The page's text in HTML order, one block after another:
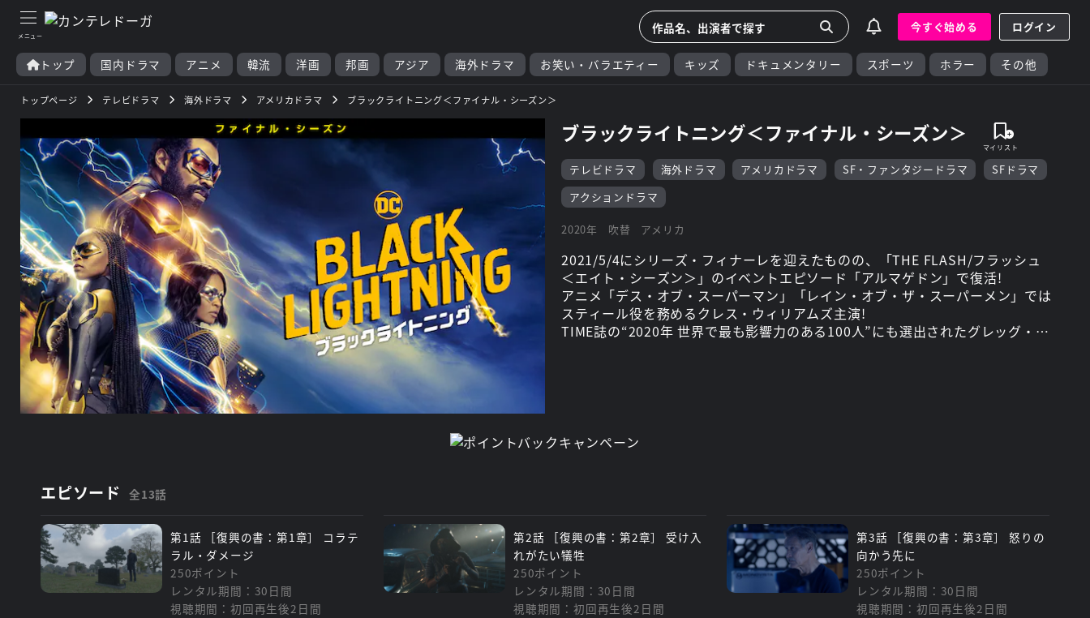
今すぐ始める ログイン
トップ 国内ドラマ アニメ 韓流 洋画 邦画 アジア 海外ドラマ お笑い・バラエティー キッズ ドキュメンタリー スポーツ ホラー その他
トップページ テレビドラマ 海外ドラマ アメリカドラマ ブラックライトニング＜ファイナル・シーズン＞
ブラックライトニング＜ファイナル・シーズン＞
テレビドラマ 海外ドラマ アメリカドラマ SF・ファンタジードラマ
SFドラマ
アクションドラマ
2020年 吹替 アメリカ
2021/5/4にシリーズ・フィナーレを迎えたものの、「THE FLASH/フラッシュ
＜エイト・シーズン＞」のイベントエピソード「アルマゲドン」で復活!
アニメ「デス・オブ・スーパーマン」「レイン・オブ・ザ・スーパーメン」では
スティール役を務めるクレス・ウィリアムズ主演!
TIME誌の“2020年 世界で最も影響力のある100人”にも選出されたグレッグ・バ
エピソード 全13話
第1話 ［復興の書：第1章］ コラテ
ラル・ダメージ
250ポイント
レンタル期間：30日間
視聴期間：初回再生後2日間
第2話 ［復興の書：第2章］ 受け入
れがたい犠牲
250ポイント
レンタル期間：30日間
視聴期間：初回再生後2日間
第3話 ［復興の書：第3章］ 怒りの
向かう先に
250ポイント
レンタル期間：30日間
視聴期間：初回再生後2日間